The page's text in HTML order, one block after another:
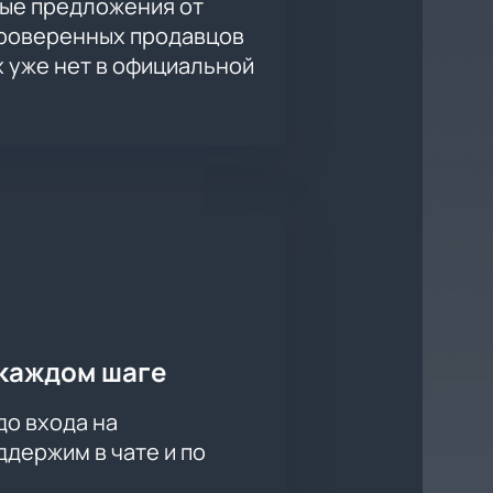
комфорта или деловых
воспользуйтесь удобным
настоящего турнира КХЛ
продавцов
нет в официальной
шаге
входа на
в чате и по